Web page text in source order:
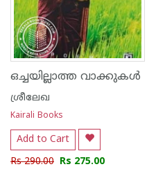
ഒച്ചയില്ലാത്ത വാക്കുകൾ
ശ്രീലേഖ
Kairali Books
Add to Cart
Rs 290.00 Rs 275.00